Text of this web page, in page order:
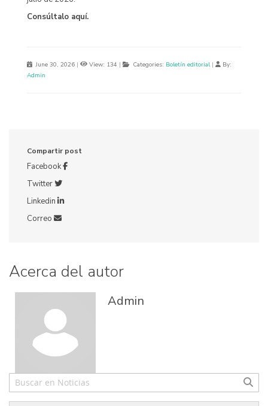
Consúltalo aquí.
June 30, 2026 | View: 134 | Categories: Boletín editorial |
By:
Admin
Compartir post
Facebook
Twitter
Linkedin
Correo
Acerca del autor
Admin